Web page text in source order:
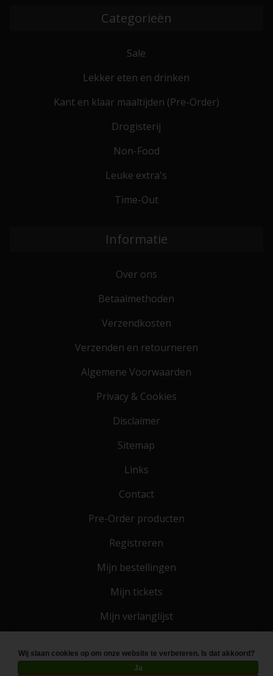
Categorieën
Sale
Lekker eten en drinken
Kant en klaar maaltijden (Pre-Order)
Drogisterij
Non-Food
Leuke extra's
Time-Out
Informatie
Over ons
Betaalmethoden
Verzendkosten
Verzenden en retourneren
Algemene Voorwaarden
Privacy & Cookies
Disclaimer
Sitemap
Links
Contact
Pre-Order producten
Registreren
Mijn bestellingen
Mijn tickets
Mijn verlanglijst
© Copyright 2026 Toko 4 All- Powered byLightspeed
Wij slaan cookies op om onze website te verbeteren. Is dat akkoord?
Ja